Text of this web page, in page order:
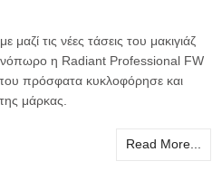
τις νέες τάσεις του μακιγιάζ
η Radiant Professional FW
πρόσφατα κυκλοφόρησε και
μάρκας.
Read More...